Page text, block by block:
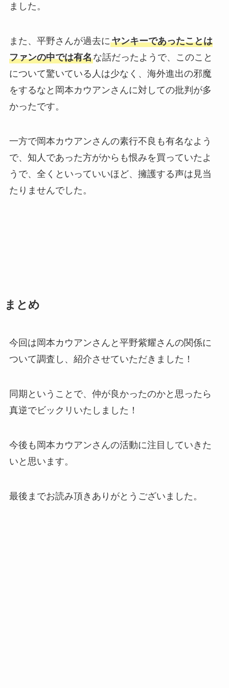
ました。
また、平野さんが過去にヤンキーであったことは
ファンの中では有名な話だったようで、このこと
について驚いている人は少なく、海外進出の邪魔
をするなと岡本カウアンさんに対しての批判が多
かったです。
一方で岡本カウアンさんの素行不良も有名なよう
で、知人であった方がからも恨みを買っていたよ
うで、全くといっていいほど、擁護する声は見当
たりませんでした。
まとめ
今回は岡本カウアンさんと平野紫耀さんの関係に
ついて調査し、紹介させていただきました！
同期ということで、仲が良かったのかと思ったら
真逆でビックリいたしました！
今後も岡本カウアンさんの活動に注目していきた
いと思います。
最後までお読み頂きありがとうございました。